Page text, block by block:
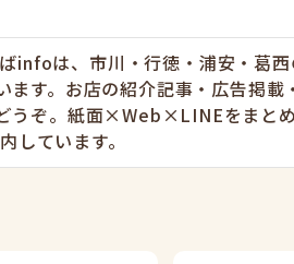
infoは、市川・行徳・浦安・葛
ます。お店の紹介記事・広告掲載
うぞ。紙面×Web×LINEをまと
しています。